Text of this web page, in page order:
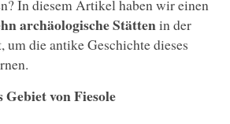
In diesem Artikel haben wir einen
archäologische Stättenin der
um die antike Geschichte dieses
Gebiet von Fiesole